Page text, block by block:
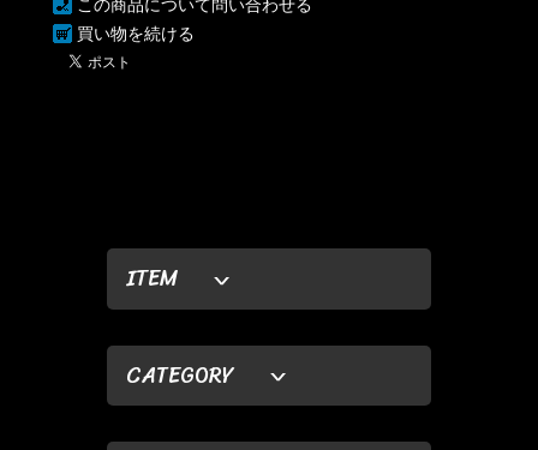
ITEM
CATEGORY
この商品について問い合わせる
買い物を続ける